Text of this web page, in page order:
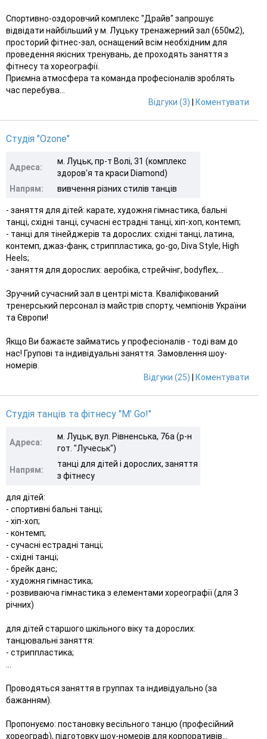
Спортивно-оздоровчий комплекс "Драйв" запрошує
відвідати найбільший у м. Луцьку тренажерний зал (650м2),
просторий фітнес-зал, оснащений всім необхідним для
проведення якісних тренувань, де проходять заняття з
фітнесу та хореографії.
Приємна атмосфера та команда професіоналів зроблять
час перебува...
Відгуки (3)
Коментувати
Студія "Ozone"
Адреса:
м. Луцьк, пр-т Волі, 31 (комплекс
здоров'я та краси Diamond)
Напрям:
вивчення різних стилів танців
- заняття для дітей: карате, художня гімнастика, бальні
танці, східні танці, сучасні естрадні танці, хіп-хоп, контемп;
- танці для тінейджерів та дорослих: східні танці, латина,
контемп, джаз-фанк, стриппластика, go-go, Diva Style, High
Heels;
- заняття для дорослих: аеробіка, стрейчінг, bodyflex,...
Зручний сучасний зал в центрі міста. Кваліфікований
тренерський персонал із майстрів спорту, чемпіонів України
та Європи!
Якщо Ви бажаєте займатись у професіоналів - тоді вам до
нас! Групові та індивідуальні заняття. Замовлення шоу-
номерів.
Відгуки (25)
Коментувати
Студія танців та фітнесу "M' Go!"
Адреса:
м. Луцьк, вул. Рівненська, 76а (р-н
гот. "Лучеськ")
Напрям:
танці для дітей і дорослих, заняття
з фітнесу
для дітей:
- спортивні бальні танці;
- хіп-хоп;
- контемп;
- сучасні естрадні танці;
- східні танці;
- брейк данс;
- художня гімнастика;
- розвиваюча гімнастика з елементами хореографії (для 3
річних)
для дітей старшого шкільного віку та дорослих:
танцювальні заняття:
- стриппластика;
Проводяться заняття в группах та індивідуально (за
бажанням).
Пропонуємо: постановку весільного танцю (професійний
хореограф), підготовку шоу-номерів для корпоративів...